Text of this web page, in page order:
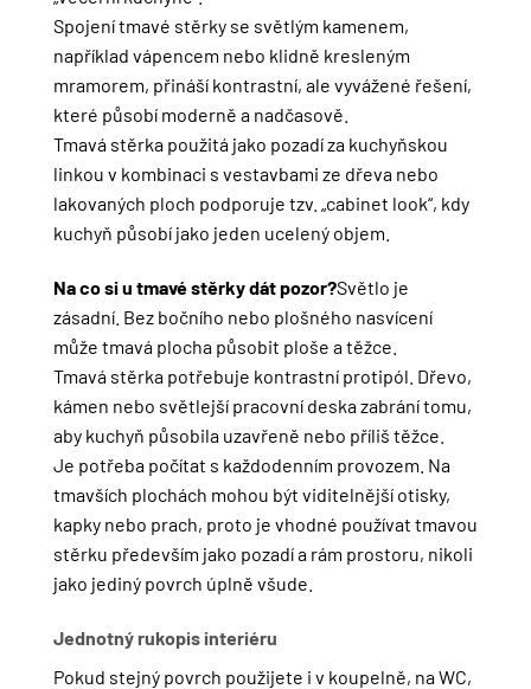
Spojení tmavé stěrky se světlým kamenem,
například vápencem nebo klidně kresleným
mramorem, přináší kontrastní, ale vyvážené řešení,
které působí moderně a nadčasově.
Tmavá stěrka použitá jako pozadí za kuchyňskou
linkou v kombinaci s vestavbami ze dřeva nebo
lakovaných ploch podporuje tzv. „cabinet look“, kdy
kuchyň působí jako jeden ucelený objem.
Na co si u tmavé stěrky dát pozor?Světlo je
zásadní. Bez bočního nebo plošného nasvícení
může tmavá plocha působit ploše a těžce.
Tmavá stěrka potřebuje kontrastní protipól. Dřevo,
kámen nebo světlejší pracovní deska zabrání tomu,
aby kuchyň působila uzavřeně nebo příliš těžce.
Je potřeba počítat s každodenním provozem. Na
tmavších plochách mohou být viditelnější otisky,
kapky nebo prach, proto je vhodné používat tmavou
stěrku především jako pozadí a rám prostoru, nikoli
jako jediný povrch úplně všude.
Jednotný rukopis interiéru
Pokud stejný povrch použijete i v koupelně, na WC,